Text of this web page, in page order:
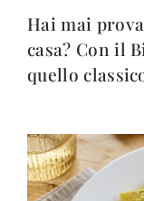
Hai mai
casa? Con il
quello